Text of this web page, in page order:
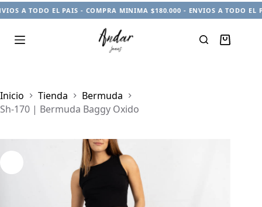
A TODO EL PAIS - COMPRA MINIMA $180.000 - ENVIOS A TODO EL
Carro
Inicio
Tienda
Bermuda
Sh-170 | Bermuda Baggy Oxido